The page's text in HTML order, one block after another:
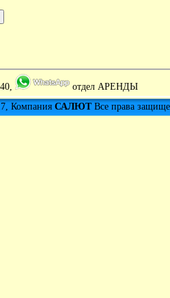
отдел АРЕНДЫ
Компания САЛЮТВсе права